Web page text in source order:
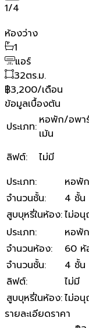
1/4
ห้องว่าง
1
แอร์
32ตร.ม.
฿3,200/เดือน
ข้อมูลเบื้องต้น
ประเภท: หอพัก/อพา
เม้น
ลิฟต์: ไม่มี
ประเภท: หอพั
จำนวนชั้น: 4 ชั้น
สูบบุหรี่ในห้อง:ไม่อ
ประเภท:
หอพั
จำนวนห้อง:
60 ห้
จำนวนชั้น:
4 ชั้น
ลิฟต์:
ไม่มี
สูบบุหรี่ในห้อง:ไม่อ
รายละเอียดราคา